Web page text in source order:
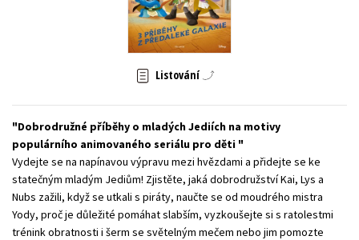
Zahraniční literatura
Listování
Dobrodružné příběhy o mladých Jediích na motivy
populárního animovaného seriálu pro děti
Vydejte se na napínavou výpravu mezi hvězdami a přidejte se ke
statečným mladým Jediům! Zjistěte, jaká dobrodružství Kai, Lys a
Nubs zažili, když se utkali s piráty, naučte se od moudrého mistra
Yody, proč je důležité pomáhat slabším, vyzkoušejte si s ratolestmi
trénink obratnosti i šerm se světelným mečem nebo jim pomozte